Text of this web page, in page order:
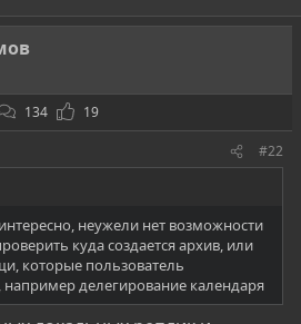
134
19
#22
неужели нет возможности
куда создается архив, или
которые пользователь
например делегирование календаря